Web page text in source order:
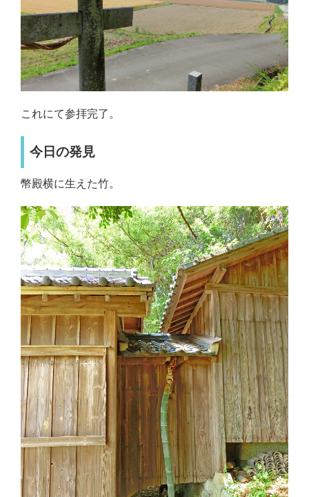
これにて参拝完了。
今日の発見
幣殿横に生えた竹。